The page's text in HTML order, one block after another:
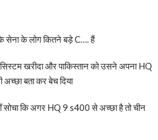
के सेना के लोग कितने बड़े C…. हैं
खरीदा और पाकिस्तान को उसने अपना HQ
बता कर बेच दिया
सोचा कि अगर HQ 9 s400 से अच्छा है तो चीन